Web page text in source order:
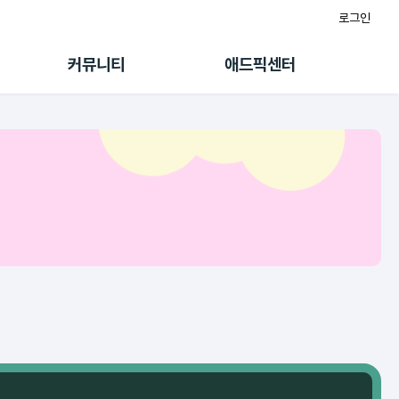
로그인
커뮤니티 애드픽센터
랭킹
초대보너스
수익 Live
멤버십 센터
마이도메인